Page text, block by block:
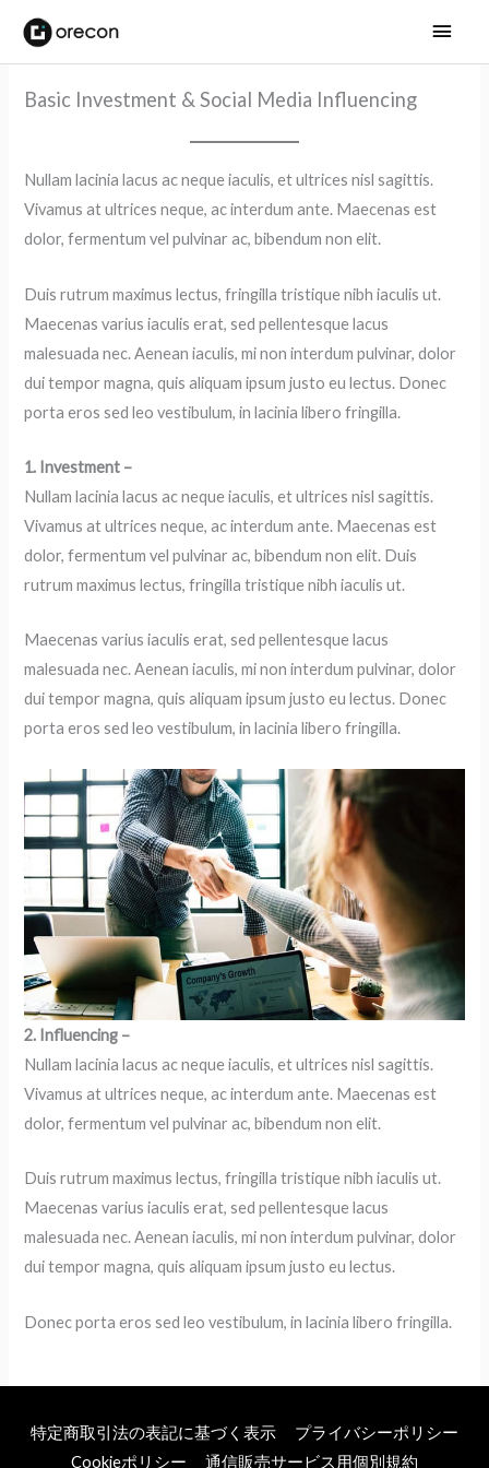
メ
イ
ニ
ー
Basic Investment & Social Media Influencing
Nullam lacinia lacus ac neque iaculis, et ultrices nisl sagittis.
Vivamus at ultrices neque, ac interdum ante. Maecenas est
dolor, fermentum vel pulvinar ac, bibendum non elit.
Duis rutrum maximus lectus, fringilla tristique nibh iaculis ut.
Maecenas varius iaculis erat, sed pellentesque lacus
malesuada nec. Aenean iaculis, mi non interdum pulvinar, dolor
dui tempor magna, quis aliquam ipsum justo eu lectus. Donec
porta eros sed leo vestibulum, in lacinia libero fringilla.
1. Investment –
Nullam lacinia lacus ac neque iaculis, et ultrices nisl sagittis.
Vivamus at ultrices neque, ac interdum ante. Maecenas est
dolor, fermentum vel pulvinar ac, bibendum non elit. Duis
rutrum maximus lectus, fringilla tristique nibh iaculis ut.
Maecenas varius iaculis erat, sed pellentesque lacus
malesuada nec. Aenean iaculis, mi non interdum pulvinar, dolor
dui tempor magna, quis aliquam ipsum justo eu lectus. Donec
porta eros sed leo vestibulum, in lacinia libero fringilla.
2. Influencing –
Nullam lacinia lacus ac neque iaculis, et ultrices nisl sagittis.
Vivamus at ultrices neque, ac interdum ante. Maecenas est
dolor, fermentum vel pulvinar ac, bibendum non elit.
Duis rutrum maximus lectus, fringilla tristique nibh iaculis ut.
Maecenas varius iaculis erat, sed pellentesque lacus
malesuada nec. Aenean iaculis, mi non interdum pulvinar, dolor
dui tempor magna, quis aliquam ipsum justo eu lectus.
Donec porta eros sed leo vestibulum, in lacinia libero fringilla.
特定商取引法の表記に基づく表示
プライバシーポリシー
Cookieポリシー
通信販売サービス用個別規約